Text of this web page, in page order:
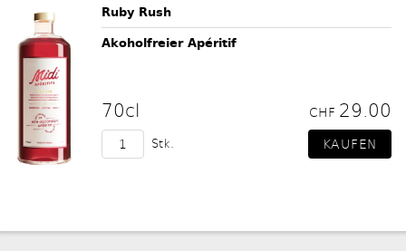
Ruby Rush
Akoholfreier Apéritif
70cl CHF 29.00
Stk.